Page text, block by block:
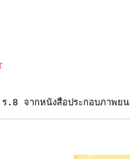
จากหนังสือประกอบภาพย